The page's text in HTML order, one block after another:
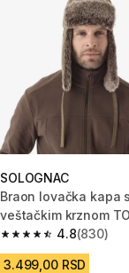
SOLOGNAC
Braon lovačka kapa s
veštačkim krznom
500
4.8
4.8 od 5 zvezdica
(830)
3.499,00 RSD